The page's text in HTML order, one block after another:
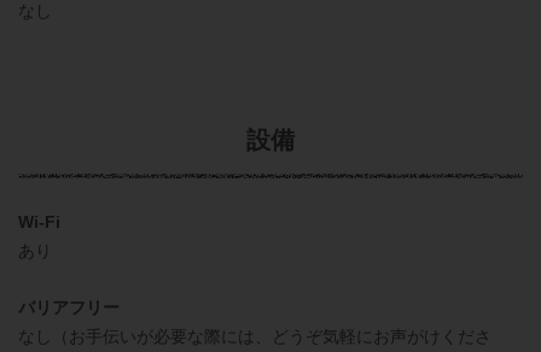
なし
設備
Wi-Fi
あり
バリアフリー
なし（お手伝いが必要な際には、どうぞ気軽にお声がけくださ